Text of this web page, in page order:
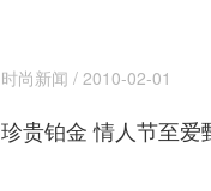
时尚新闻 / 2010-02-01
珍贵铂金 情人节至爱